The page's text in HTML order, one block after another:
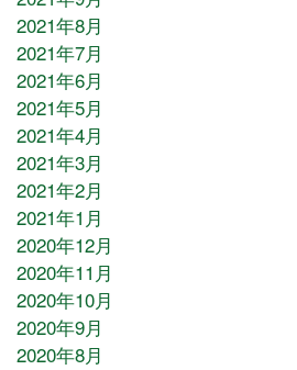
2021年8月
2021年7月
2021年6月
2021年5月
2021年4月
2021年3月
2021年2月
2021年1月
2020年12月
2020年11月
2020年10月
2020年9月
2020年8月